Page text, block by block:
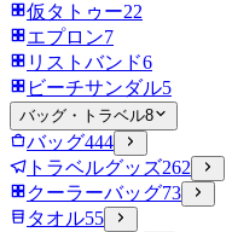
仮タトゥー22
エプロン7
リストバンド6
ビーチサンダル5
バッグ・トラベル8
バッグ444
トラベルグッズ262
クーラーバッグ73
タオル55